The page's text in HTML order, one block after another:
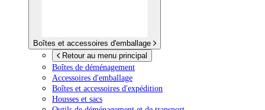
Boîtes et accessoires d'emballage
Retour au menu principal
Boîtes de déménagement
Accessoires d'emballage
Boîtes et accessoires d'expédition
Housses et sacs